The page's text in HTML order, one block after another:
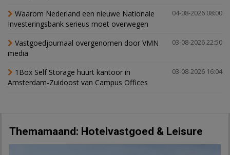
04-08-2026 08:00
Waarom Nederland een nieuwe Nationale
Investeringsbank serieus moet overwegen
03-08-2026 22:50
Vastgoedjournaal overgenomen door VMN
media
03-08-2026 16:04
1Box Self Storage huurt kantoor in
Amsterdam-Zuidoost van Campus Offices
Themamaand: Hotelvastgoed & Leisure